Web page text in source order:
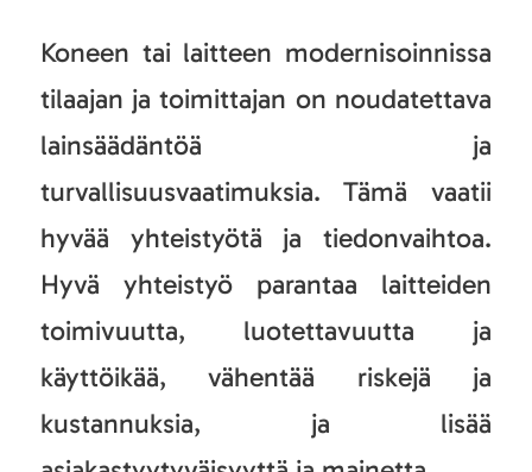
Koneen tai laitteen modernisoinnissa
tilaajan ja toimittajan on noudatettava
lainsäädäntöä ja
turvallisuusvaatimuksia. Tämä vaatii
hyvää yhteistyötä ja tiedonvaihtoa.
Hyvä yhteistyö parantaa laitteiden
toimivuutta, luotettavuutta ja
käyttöikää, vähentää riskejä ja
kustannuksia, ja lisää